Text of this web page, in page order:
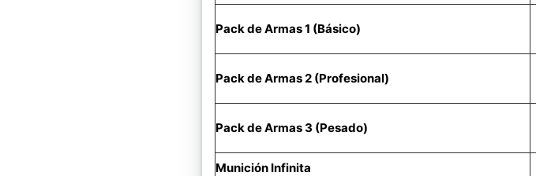
Pack de Armas 1 (Básico)
Pack de Armas 2 (Profesional)
Pack de Armas 3 (Pesado)
Munición Infinita